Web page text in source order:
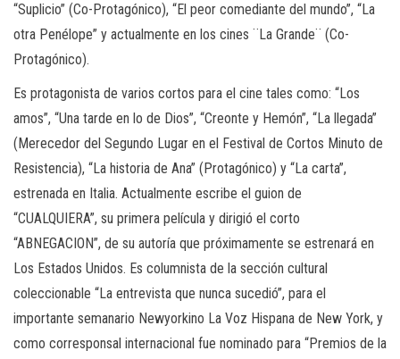
“Suplicio” (Co-Protagónico), “El peor comediante del mundo”, “La
otra Penélope” y actualmente en los cines ¨La Grande¨ (Co-
Protagónico).
Es protagonista de varios cortos para el cine tales como: “Los
amos”, “Una tarde en lo de Dios”, “Creonte y Hemón”, “La llegada”
(Merecedor del Segundo Lugar en el Festival de Cortos Minuto de
Resistencia), “La historia de Ana” (Protagónico) y “La carta”,
estrenada en Italia. Actualmente escribe el guion de
“CUALQUIERA”, su primera película y dirigió el corto
“ABNEGACION”, de su autoría que próximamente se estrenará en
Los Estados Unidos. Es columnista de la sección cultural
coleccionable “La entrevista que nunca sucedió”, para el
importante semanario Newyorkino La Voz Hispana de New York, y
como corresponsal internacional fue nominado para “Premios de la